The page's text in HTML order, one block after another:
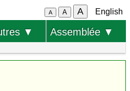
A A A English
▼ Assemblée ▼